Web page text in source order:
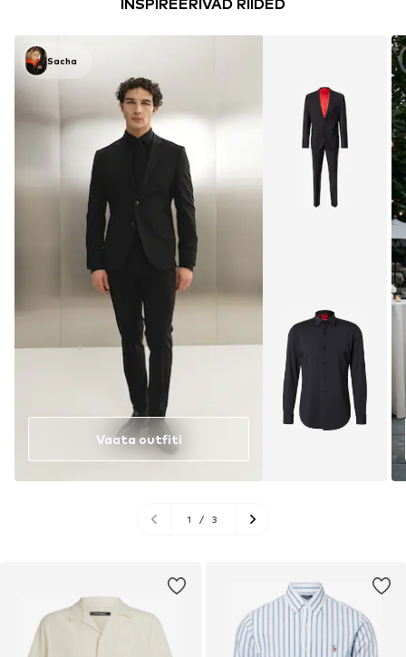
INSPIREERIVAD RIIDED
Sacha
Vaata outfiti
1 / 3